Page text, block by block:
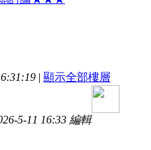
| 顯示全部樓層
5-11 16:33 編輯